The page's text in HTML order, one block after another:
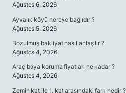
Ağustos 6, 2026
Ayvalık köyü nereye bağlıdır ?
Ağustos 5, 2026
Bozulmuş bakliyat nasıl anlaşılır ?
Ağustos 4, 2026
Araç boya koruma fiyatları ne kadar ?
Ağustos 4, 2026
Zemin kat ile 1. kat arasındaki fark nedir ?